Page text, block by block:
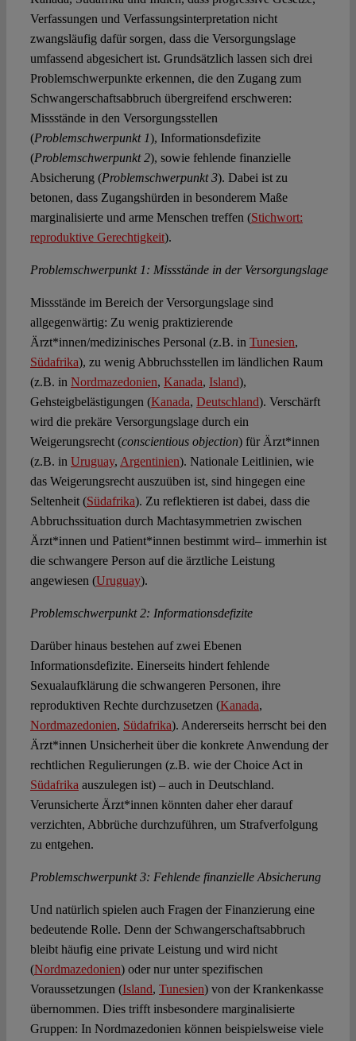
Verfassungen und Verfassungsinterpretation nicht
zwangsläufig dafür sorgen, dass die Versorgungslage
umfassend abgesichert ist. Grundsätzlich lassen sich drei
Problemschwerpunkte erkennen, die den Zugang zum
Schwangerschaftsabbruch übergreifend erschweren:
Missstände in den Versorgungsstellen
(Problemschwerpunkt 1), Informationsdefizite
(Problemschwerpunkt 2), sowie fehlende finanzielle
Absicherung (Problemschwerpunkt 3). Dabei ist zu
betonen, dass Zugangshürden in besonderem Maße
marginalisierte und arme Menschen treffen (Stichwort:
reproduktive Gerechtigkeit).
Problemschwerpunkt 1: Missstände in der Versorgungslage
Missstände im Bereich der Versorgungslage sind
allgegenwärtig: Zu wenig praktizierende
Ärzt*innen/medizinisches Personal (z.B. in Tunesien,
Südafrika), zu wenig Abbruchsstellen im ländlichen Raum
(z.B. in Nordmazedonien, Kanada, Island),
Gehsteigbelästigungen (Kanada, Deutschland). Verschärft
wird die prekäre Versorgungslage durch ein
Weigerungsrecht (conscientious objection) für Ärzt*innen
(z.B. in Uruguay, Argentinien). Nationale Leitlinien, wie
das Weigerungsrecht auszuüben ist, sind hingegen eine
Seltenheit (Südafrika). Zu reflektieren ist dabei, dass die
Abbruchssituation durch Machtasymmetrien zwischen
Ärzt*innen und Patient*innen bestimmt wird– immerhin ist
die schwangere Person auf die ärztliche Leistung
angewiesen (Uruguay).
Problemschwerpunkt 2: Informationsdefizite
Darüber hinaus bestehen auf zwei Ebenen
Informationsdefizite. Einerseits hindert fehlende
Sexualaufklärung die schwangeren Personen, ihre
reproduktiven Rechte durchzusetzen (Kanada,
Nordmazedonien, Südafrika). Andererseits herrscht bei den
Ärzt*innen Unsicherheit über die konkrete Anwendung der
rechtlichen Regulierungen (z.B. wie der Choice Act in
Südafrika auszulegen ist) – auch in Deutschland.
Verunsicherte Ärzt*innen könnten daher eher darauf
verzichten, Abbrüche durchzuführen, um Strafverfolgung
zu entgehen.
Problemschwerpunkt 3: Fehlende finanzielle Absicherung
Und natürlich spielen auch Fragen der Finanzierung eine
bedeutende Rolle. Denn der Schwangerschaftsabbruch
bleibt häufig eine private Leistung und wird nicht
(Nordmazedonien) oder nur unter spezifischen
Voraussetzungen (Island, Tunesien) von der Krankenkasse
übernommen. Dies trifft insbesondere marginalisierte
Gruppen: In Nordmazedonien können beispielsweise viele